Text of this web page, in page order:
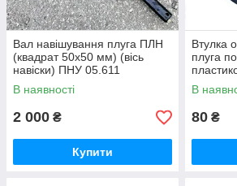
Вал навішування плуга ПЛН
(квадрат 50х50 мм) (вісь
навіски) ПНУ 05.611
В наявності
2 000 ₴
Купити
Втулка
плуга
В
80 ₴